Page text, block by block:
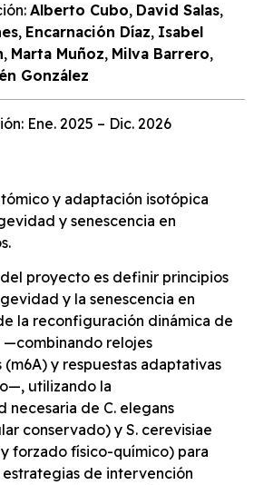
Alberto Cubo, David Salas,
, Encarnación Díaz, Isabel
, Marta Muñoz, Milva Barrero,
González
Ene. 2025 – Dic. 2026
y adaptación isotópica
y senescencia en
proyecto es definir principios
y la senescencia en
la reconfiguración dinámica de
—combinando relojes
y respuestas adaptativas
utilizando la
necesaria de C. elegans
conservado) y S. cerevisiae
forzado físico-químico) para
de intervención